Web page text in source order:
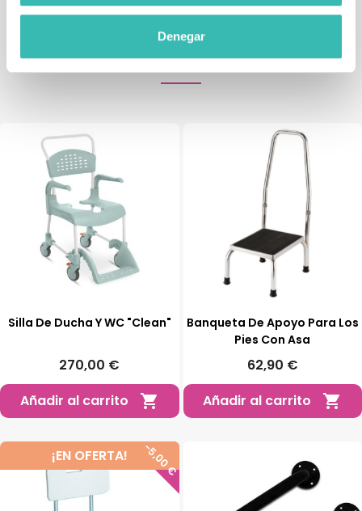
Denegar
Tienda de artículos ortopédicos
También podría interesarle
Silla De Ducha Y WC "Clean"
270,00 €
Añadir al carrito

Banqueta De Apoyo Para Los
Pies Con Asa
62,90 €
Añadir al carrito

¡EN OFERTA! -5,00 €